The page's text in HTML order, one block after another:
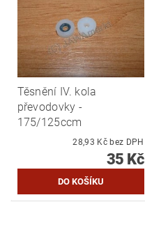
Těsnění IV. kola
převodovky -
175/125ccm
28,93 Kč bez DPH
35 Kč